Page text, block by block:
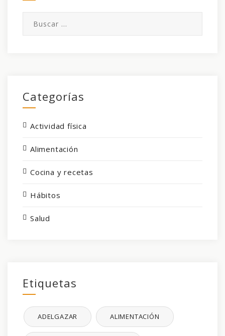
Categorías
Actividad física
Alimentación
Cocina y recetas
Hábitos
Salud
Etiquetas
ADELGAZAR ALIMENTACIÓN